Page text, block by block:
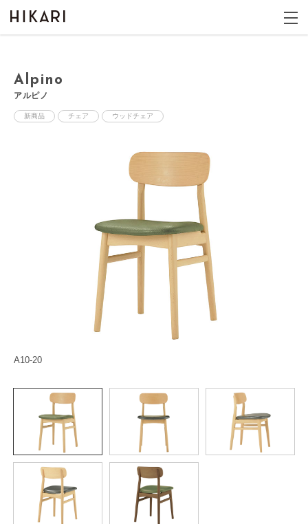
Alpino
アルピノ
新商品 チェア ウッドチェア
A10-20